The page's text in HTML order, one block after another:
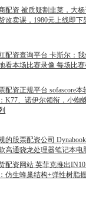
配资 被质疑割韭菜，大杨
改卖课，1980元上线即下
配资查询平台 卡斯尔：
看本场比赛录像 每场比
配资正规平台 sofascore
K77、诺伊尔领衔，小蜘
的股票配资公司
高通骁龙处理器笔记本电
配资网站 英菲克推出
仿生蜂巢结构+弹性树脂